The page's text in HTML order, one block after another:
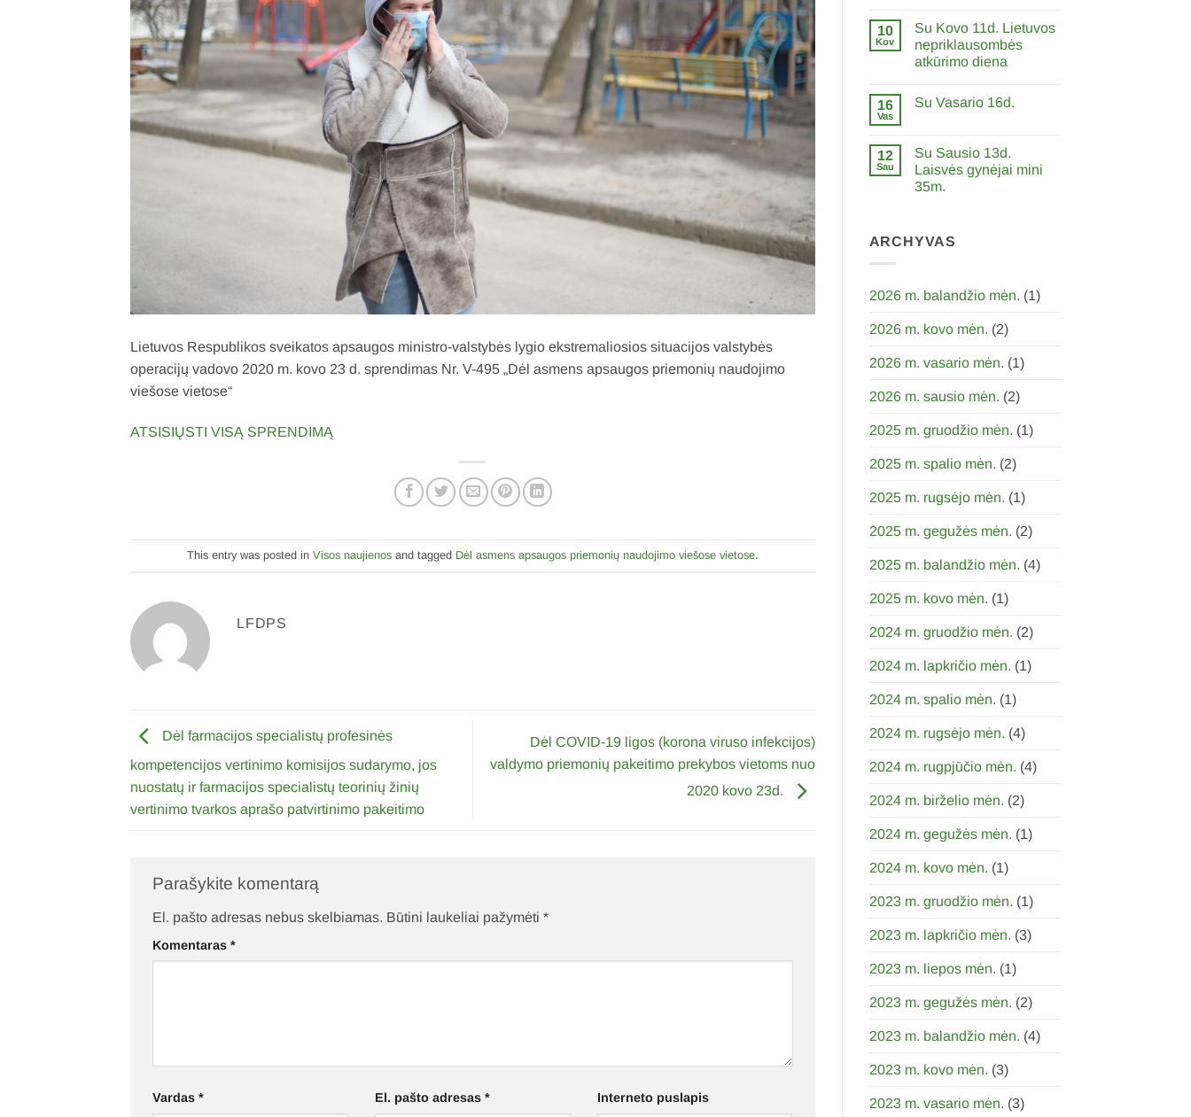
Lietuvos Respublikos sveikatos apsaugos ministro-valstybės lygio ekstremaliosios situacijos valstybės
operacijų vadovo 2020 m. kovo 23 d. sprendimas Nr. V-495 „Dėl asmens apsaugos priemonių naudojimo
viešose vietose“
ATSISIŲSTI VISĄ SPRENDIMĄ
This entry was posted in Visos naujienosand tagged Dėl asmens apsaugos priemonių naudojimo viešose vietose.
LFDPS
Dėl farmacijos specialistų profesinės
kompetencijos vertinimo komisijos sudarymo, jos
nuostatų ir farmacijos specialistų teorinių žinių
vertinimo tvarkos aprašo patvirtinimo pakeitimo
Dėl COVID-19 ligos (korona viruso infekcijos)
valdymo priemonių pakeitimo prekybos vietoms nuo
2020 kovo 23d.
Parašykite komentarą
El. pašto adresas nebus skelbiamas. Būtini laukeliai pažymėti *
Komentaras *
Vardas * El. pašto adresas * Interneto puslapis
įraše
Skirkite
0,6%
GPM
10
Kov
Su Kovo 11d. Lietuvos
nepriklausombės
atkūrimo diena
įraše
Lietuvos
nepriklausombės
atkūrimo
diena
16
Vas
Su Vasario 16d.
Su
Vasario
16d.
12
Sau
Su Sausio 13d.
Laisvės gynėjai mini
35m.
Su
Sausio
mini
ARCHYVAS
2026 m. balandžio mėn. (1)
2026 m. kovo mėn. (2)
2026 m. vasario mėn. (1)
2026 m. sausio mėn. (2)
2025 m. gruodžio mėn. (1)
2025 m. spalio mėn. (2)
2025 m. rugsėjo mėn. (1)
2025 m. gegužės mėn. (2)
2025 m. balandžio mėn. (4)
2025 m. kovo mėn. (1)
2024 m. gruodžio mėn. (2)
2024 m. lapkričio mėn. (1)
2024 m. spalio mėn. (1)
2024 m. rugsėjo mėn. (4)
2024 m. rugpjūčio mėn. (4)
2024 m. birželio mėn. (2)
2024 m. gegužės mėn. (1)
2024 m. kovo mėn. (1)
2023 m. gruodžio mėn. (1)
2023 m. lapkričio mėn. (3)
2023 m. liepos mėn. (1)
2023 m. gegužės mėn. (2)
2023 m. balandžio mėn. (4)
2023 m. kovo mėn. (3)
2023 m. vasario mėn. (3)